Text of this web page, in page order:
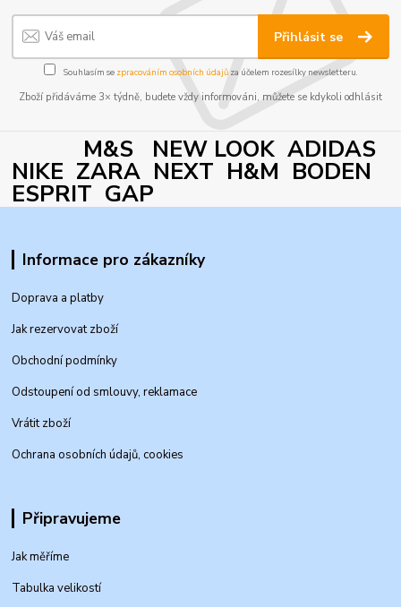
Přihlásit se
Souhlasím se zpracováním osobních údajůza účelem rozesílky newsletteru.
Zboží přidáváme 3× týdně, budete vždy informováni, můžete se kdykoli odhlásit
M&S NEW LOOK ADIDAS
NIKE ZARA NEXT H&M BODEN
ESPRIT GAP
Informace pro zákazníky
Doprava a platby
Jak rezervovat zboží
Obchodní podmínky
Odstoupení od smlouvy, reklamace
Vrátit zboží
Ochrana osobních údajů, cookies
Připravujeme
Jak měříme
Tabulka velikostí